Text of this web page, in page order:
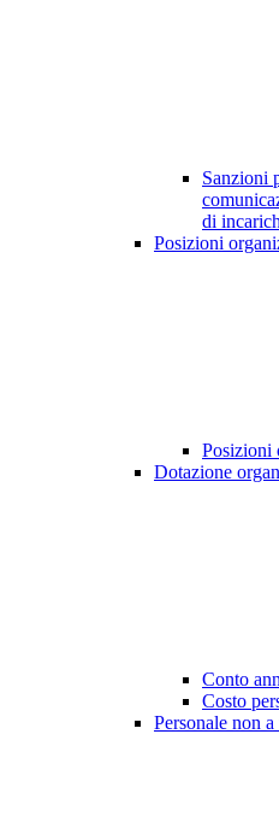
Sanzioni
di
Posizioni
Posizioni
Dotazione
Conto
Costo
Personale non